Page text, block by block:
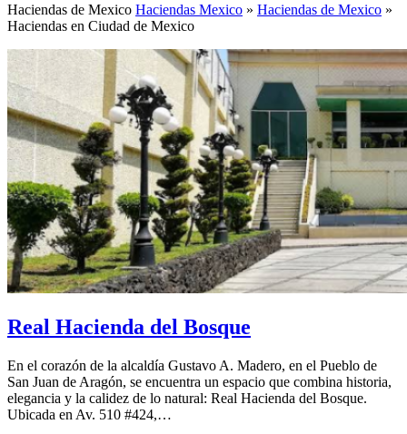
Haciendas de Mexico Haciendas Mexico » Haciendas de Mexico »
Haciendas en Ciudad de Mexico
Real Hacienda del Bosque
En el corazón de la alcaldía Gustavo A. Madero, en el Pueblo de
San Juan de Aragón, se encuentra un espacio que combina historia,
elegancia y la calidez de lo natural: Real Hacienda del Bosque.
Ubicada en Av. 510 #424,…